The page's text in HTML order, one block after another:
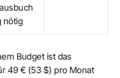
nötig
Budget ist das
49 € (53 $) pro Monat